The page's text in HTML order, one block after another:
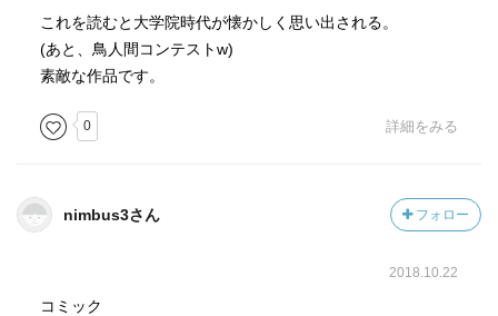
これを読むと大学院時代が懐かしく思い出される。
(あと、鳥人間コンテストw)
素敵な作品です。
0 詳細をみる
nimbus3さん フォロー
2018.10.22
コミック